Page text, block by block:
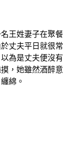
王姓妻子在聚餐
丈夫平日就很常
為是丈夫便沒有
，她雖然酒醉意
綿。